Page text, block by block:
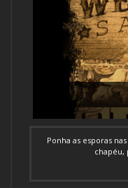
Ponha as esporas
chapéu,